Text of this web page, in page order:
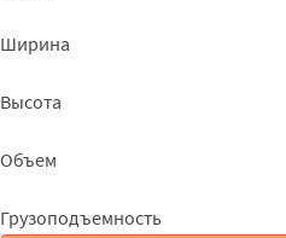
Ширина
Высота
Объем
Грузоподъемность